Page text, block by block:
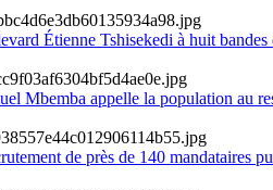
Étienne Tshisekedi à huit
Mbemba appelle la population au
de près de 140 mandataires